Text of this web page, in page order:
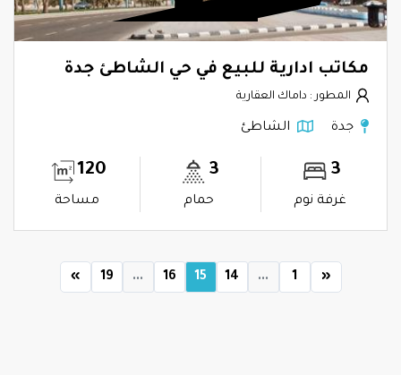
مكاتب ادارية للبيع في حي الشاطئ جدة
المطور : داماك العقارية
جدة الشاطئ
3
غرفة نوم
3
حمام
120
مساحة
«
1
...
14
15
16
...
19
»